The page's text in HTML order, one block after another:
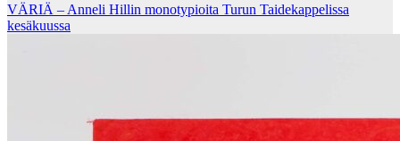
VÄRIÄ – Anneli Hillin monotypioita Turun Taidekappelissa
kesäkuussa